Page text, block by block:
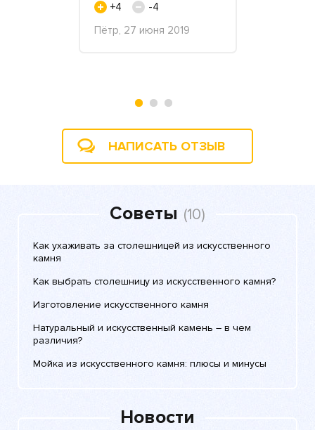
+4
-4
Пётр, 27 июня 2019
НАПИСАТЬ ОТЗЫВ
Советы (10)
Как ухаживать за столешницей из искусственного
камня
Как выбрать столешницу из искусственного камня?
Изготовление искусственного камня
Натуральный и искусственный камень – в чем
различия?
Мойка из искусственного камня: плюсы и минусы
Новости